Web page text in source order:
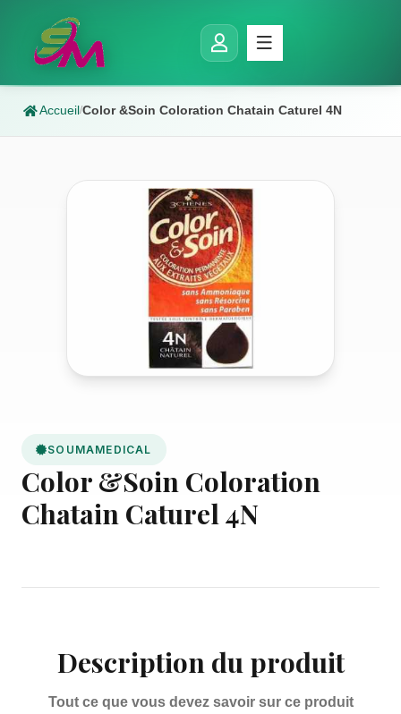
Accueil/Color &Soin Coloration Chatain Caturel 4N
SOUMAMEDICAL
Color &Soin Coloration
Chatain Caturel 4N
Description du produit
Tout ce que vous devez savoir sur ce produit